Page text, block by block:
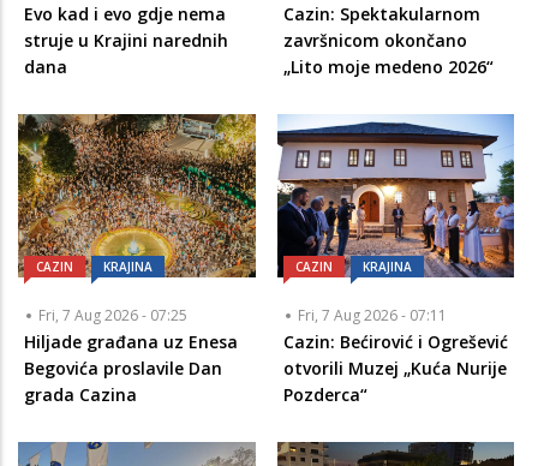
Evo kad i evo gdje nema
struje u Krajini narednih
dana
Cazin: Spektakularnom
završnicom okončano
„Lito moje medeno 2026“
CAZIN KRAJINA
Fri, 7 Aug 2026 - 07:25
Hiljade građana uz Enesa
Begovića proslavile Dan
grada Cazina
CAZIN KRAJINA
Fri, 7 Aug 2026 - 07:11
Cazin: Bećirović i Ogrešević
otvorili Muzej „Kuća Nurije
Pozderca“